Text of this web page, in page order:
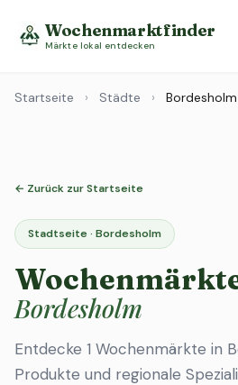
Wochenmarktfinder
Märkte lokal entdecken
Startseite › Städte › Bordesholm
← Zurück zur Startseite
Stadtseite · Bordesholm
Bordesholm
Entdecke 1 Wochenmärkte in
Produkte und regionale